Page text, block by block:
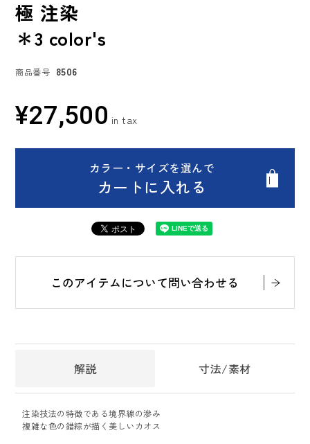
極 注染
＊3 color's
商品番号 8506
¥27,500
カラー・サイズを選んで
カートに入れる
このアイテムについて問い合わせる
解説 寸法/素材
注染技法の特徴である境界線の滲み
複雑な色の錯綜が描く美しいカオス